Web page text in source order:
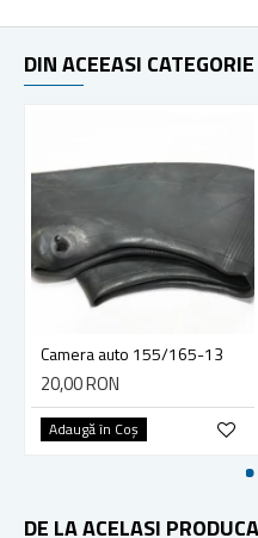
DIN ACEEASI CATEGORIE
Camera auto 155/165-13
20,00 RON
Adaugă în Coş
DE LA ACELASI